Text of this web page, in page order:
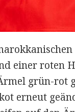
einer roten
grün-rot
erneut